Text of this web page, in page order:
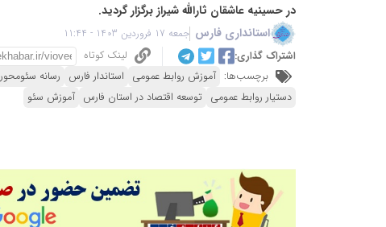
در حسینیه عاشقان ثارالله شیراز برگزار گردید.
استانداری فارس جمعه 17 فروردین 1403 - 11:44
اشتراک گذاری:
لینک کوتاه
برچسب‌ها: آموزش روابط عمومی استاندار فارس رسانه سئومحور
دستیار روابط عمومی توسعه اقتصاد در استان فارس آموزش سئو